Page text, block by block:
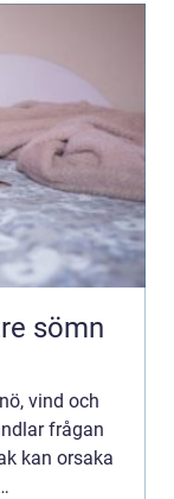
sömn
vind och
frågan
kan orsaka